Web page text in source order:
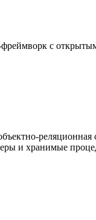
с
и хранимые